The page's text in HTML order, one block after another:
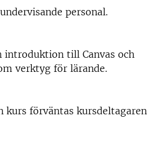
personal.
introduktion till Canvas och
verktyg för lärande.
kurs förväntas kursdeltagaren